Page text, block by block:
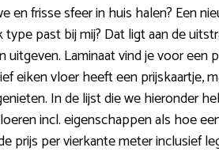
en frisse sfeer in huis halen? Een
type past bij mij? Dat ligt aan de
uitgeven. Laminaat vind je voor een
eiken vloer heeft een prijskaartje,
In de lijst die we hieronder
incl. eigenschappen als hoe
prijs per vierkante meter inclusief